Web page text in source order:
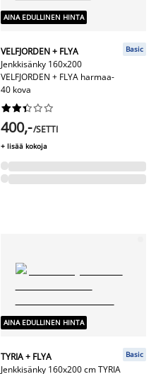
AINA EDULLINEN HINTA
VELFJORDEN + FLYA
Jenkkisänky 160x200
VELFJORDEN + FLYA harmaa-
40 kova
Basic






400,-/SETTI
+ lisää kokoja
AINA EDULLINEN HINTA
TYRIA + FLYA
Jenkkisänky 160x200 cm TYRIA
Basic